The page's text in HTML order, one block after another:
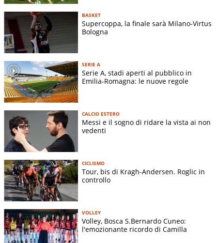
BASKET
Supercoppa, la finale sarà Milano-Virtus
Bologna
SERIE A
Serie A, stadi aperti al pubblico in
Emilia-Romagna: le nuove regole
CALCIO ESTERO
Messi e il sogno di ridare la vista ai non
vedenti
CICLISMO
Tour, bis di Kragh-Andersen. Roglic in
controllo
VOLLEY
Volley, Bosca S.Bernardo Cuneo:
l'emozionante ricordo di Camilla